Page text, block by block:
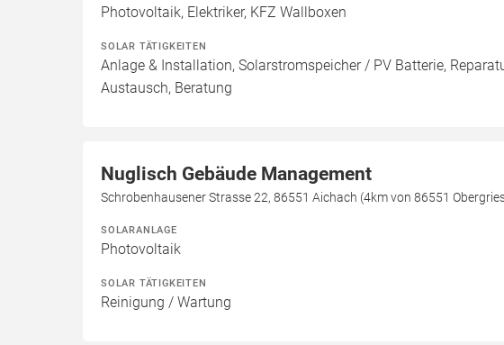
Photovoltaik, Elektriker, KFZ Wallboxen
SOLAR TÄTIGKEITEN
Anlage & Installation, Solarstromspeicher / PV Batterie,
Austausch, Beratung
Nuglisch Gebäude Management
Schrobenhausener Strasse 22, 86551 Aichach (4km von 86551
SOLARANLAGE
Photovoltaik
SOLAR TÄTIGKEITEN
Reinigung / Wartung